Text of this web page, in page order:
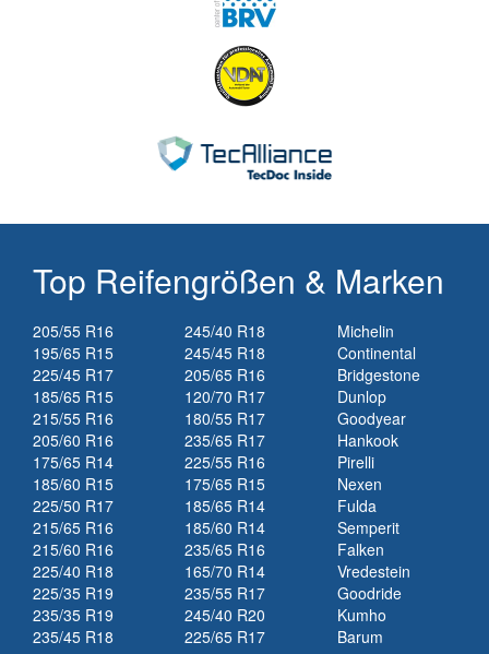
Top Reifengrößen & Marken
205/55 R16
195/65 R15
225/45 R17
185/65 R15
215/55 R16
205/60 R16
175/65 R14
185/60 R15
225/50 R17
215/65 R16
215/60 R16
225/40 R18
225/35 R19
235/35 R19
235/45 R18
245/40 R18
245/45 R18
205/65 R16
120/70 R17
180/55 R17
235/65 R17
225/55 R16
175/65 R15
185/65 R14
185/60 R14
235/65 R16
165/70 R14
235/55 R17
245/40 R20
225/65 R17
Michelin
Continental
Bridgestone
Dunlop
Goodyear
Hankook
Pirelli
Nexen
Fulda
Semperit
Falken
Vredestein
Goodride
Kumho
Barum